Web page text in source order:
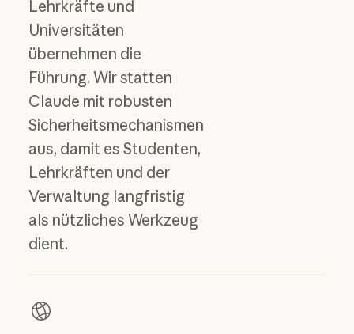
Lehrkräfte und
Universitäten
übernehmen die
Führung. Wir statten
Claude mit robusten
Sicherheitsmechanismen
aus, damit es Studenten,
Lehrkräften und der
Verwaltung langfristig
als nützliches Werkzeug
dient.